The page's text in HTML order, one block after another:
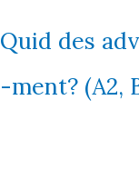
Quid des
-ment? (A2,